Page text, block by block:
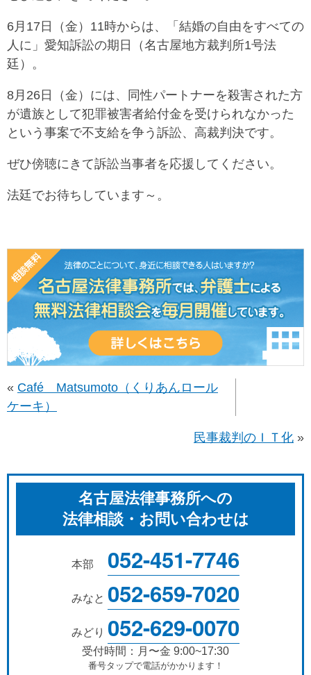
6月17日（金）11時からは、「結婚の自由をすべての
人に」愛知訴訟の期日（名古屋地方裁判所1号法
廷）。
8月26日（金）には、同性パートナーを殺害された方
が遺族として犯罪被害者給付金を受けられなかった
という事案で不支給を争う訴訟、高裁判決です。
ぜひ傍聴にきて訴訟当事者を応援してください。
法廷でお待ちしています～。
« Café Matsumoto（くりあんロール
ケーキ）
民事裁判のＩＴ化 »
名古屋法律事務所への
法律相談・お問い合わせは
本部 052-451-7746
みなと 052-659-7020
みどり 052-629-0070
受付時間：月〜金 9:00~17:30
番号タップで電話がかかります！